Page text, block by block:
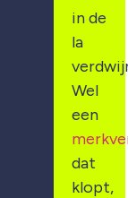
in de
la
Wel
een
dat
klopt,